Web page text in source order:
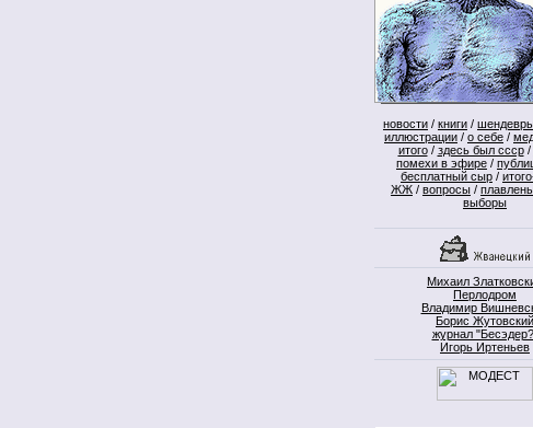
новости / книги /
иллюстрации / о себе /
итого/ здесь был ссср/
помехи в эфире /
бесплатный сыр /
ЖЖ / вопросы /
выборы
Михаил
Перлодром
Владимир
Борис Жутовский
журнал
Игорь Иртеньев